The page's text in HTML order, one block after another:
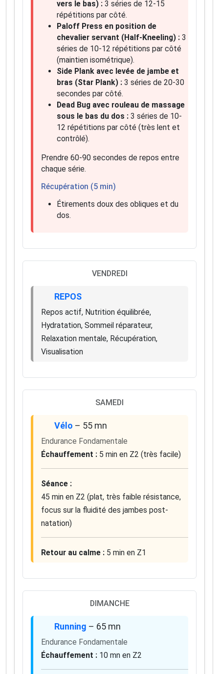
vers le bas) : 3 séries de 12-15
répétitions par côté.
Paloff Press en position de
chevalier servant (Half-Kneeling) : 3
séries de 10-12 répétitions par côté
(maintien isométrique).
Side Plank avec levée de jambe et
bras (Star Plank) : 3 séries de 20-30
secondes par côté.
Dead Bug avec rouleau de massage
sous le bas du dos : 3 séries de 10-
12 répétitions par côté (très lent et
contrôlé).
Prendre 60-90 secondes de repos entre
chaque série.
Récupération (5 min)
Étirements doux des obliques et du
dos.
VENDREDI
REPOS
Repos actif, Nutrition équilibrée,
Hydratation, Sommeil réparateur,
Relaxation mentale, Récupération,
Visualisation
SAMEDI
Vélo – 55 mn
Endurance Fondamentale
Échauffement : 5 min en Z2 (très facile)
Séance :
45 min en Z2 (plat, très faible résistance,
focus sur la fluidité des jambes post-
natation)
Retour au calme : 5 min en Z1
DIMANCHE
Running – 65 mn
Endurance Fondamentale
Échauffement : 10 mn en Z2